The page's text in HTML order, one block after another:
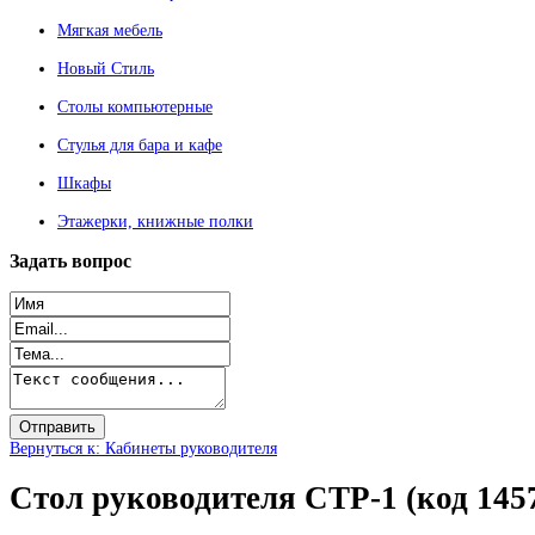
Мягкая мебель
Новый Стиль
Столы компьютерные
Стулья для бара и кафе
Шкафы
Этажерки, книжные полки
Задать вопрос
Вернуться к: Кабинеты руководителя
Стол руководителя СТР-1 (код